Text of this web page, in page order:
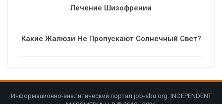
Лечение Шизофрении
Какие Жалюзи Не Пропускают Солнечный Свет?
Информационно-аналитический портал job-sbu.org. INDEPENDENT